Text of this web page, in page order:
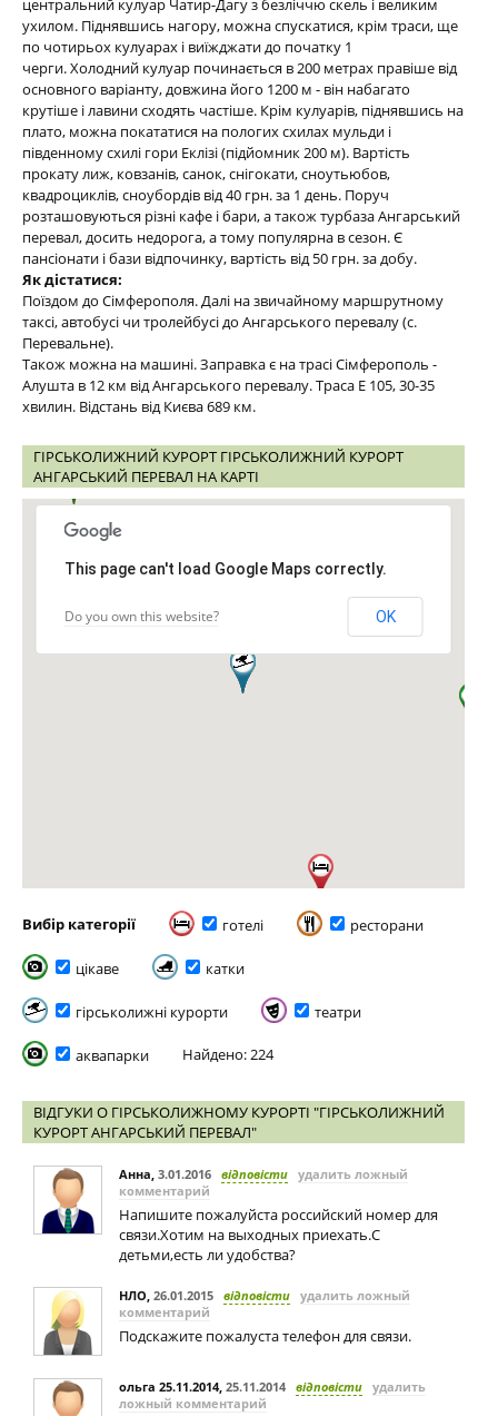
центральний кулуар Чатир-Дагу з безліччю скель і великим
ухилом. Піднявшись нагору, можна спускатися, крім траси, ще
по чотирьох кулуарах і виїжджати до початку 1
черги. Холодний кулуар починається в 200 метрах правіше від
основного варіанту, довжина його 1200 м - він набагато
крутіше і лавини сходять частіше. Крім кулуарів, піднявшись на
плато, можна покататися на пологих схилах мульди і
південному схилі гори Еклізі (підйомник 200 м). Вартість
прокату лиж, ковзанів, санок, снігокати, сноутьюбов,
квадроциклів, сноубордів від 40 грн. за 1 день. Поруч
розташовуються різні кафе і бари, а також турбаза Ангарський
перевал, досить недорога, а тому популярна в сезон. Є
пансіонати і бази відпочинку, вартість від 50 грн. за добу.
Як дістатися:
Поїздом до Сімферополя. Далі на звичайному маршрутному
таксі, автобусі чи тролейбусі до Ангарського перевалу (с.
Перевальне).
Також можна на машині. Заправка є на трасі Сімферополь -
Алушта в 12 км від Ангарського перевалу. Траса E 105, 30-35
хвилин. Відстань від Києва 689 км.
ГІРСЬКОЛИЖНИЙ КУРОРТ ГІРСЬКОЛИЖНИЙ КУРОРТ
АНГАРСЬКИЙ ПЕРЕВАЛ НА КАРТІ
This page can't load Google Maps correctly.
Do you own this website? OK
Вибір категорії готелі ресторани
цікаве катки
гірськолижні курорти театри
аквапарки Найдено: 224
ВІДГУКИ О ГІРСЬКОЛИЖНОМУ КУРОРТІ "ГІРСЬКОЛИЖНИЙ
КУРОРТ АНГАРСЬКИЙ ПЕРЕВАЛ"
Анна, 3.01.2016 відповісти удалить ложный
комментарий
Напишите пожалуйста российский номер для
связи.Хотим на выходных приехать.С
детьми,есть ли удобства?
НЛО, 26.01.2015 відповісти удалить ложный
комментарий
Подскажите пожалуста телефон для связи.
ольга 25.11.2014, 25.11.2014 відповісти удалить
ложный комментарий